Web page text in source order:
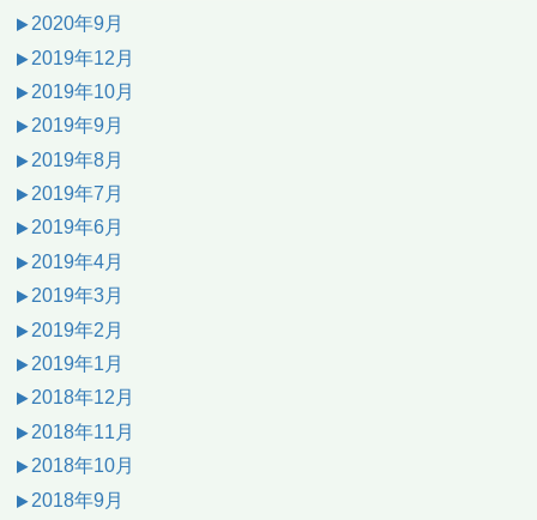
2020年9月
2019年12月
2019年10月
2019年9月
2019年8月
2019年7月
2019年6月
2019年4月
2019年3月
2019年2月
2019年1月
2018年12月
2018年11月
2018年10月
2018年9月